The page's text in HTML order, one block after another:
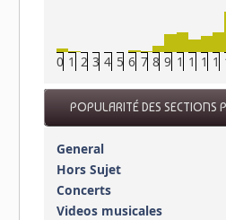
0 1 2 3 4 5 6 7 8 9 10111213
POPULARITÉ DES SECTIONS
General
Hors Sujet
Concerts
Videos musicales